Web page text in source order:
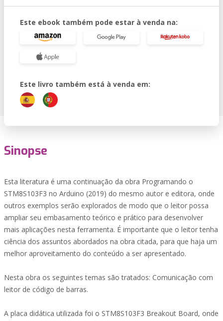
Este ebook também pode estar à venda na:
Este livro também está à venda em:
Sinopse
Esta literatura é uma continuação da obra Programando o
STM8S103F3 no Arduino (2019) do mesmo autor e editora, onde
outros exemplos serão explorados de modo que o leitor possa
ampliar seu embasamento teórico e prático para desenvolver
mais aplicações nesta ferramenta. É importante que o leitor tenha
ciência dos assuntos abordados na obra citada, para que haja um
melhor aproveitamento do conteúdo a ser apresentado.
Nesta obra os seguintes temas são tratados: Comunicação com
leitor de código de barras.
A placa didática utilizada foi o STM8S103F3 Breakout Board, onde